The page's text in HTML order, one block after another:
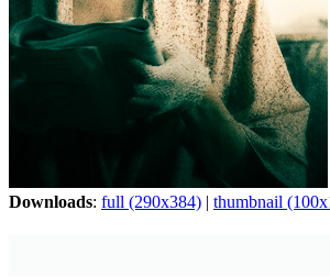
Downloads: full (290x384) | thumbnail